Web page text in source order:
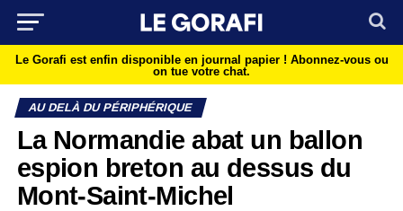
Le Gorafi est enfin disponible en journal papier ! Abonnez-vous ou
on tue votre chat.
AU DELÀ DU PÉRIPHÉRIQUE
La Normandie abat un ballon
espion breton au dessus du
Mont-Saint-Michel